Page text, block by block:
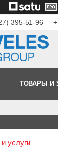
395-51-96
ТОВАРЫ И
услуги